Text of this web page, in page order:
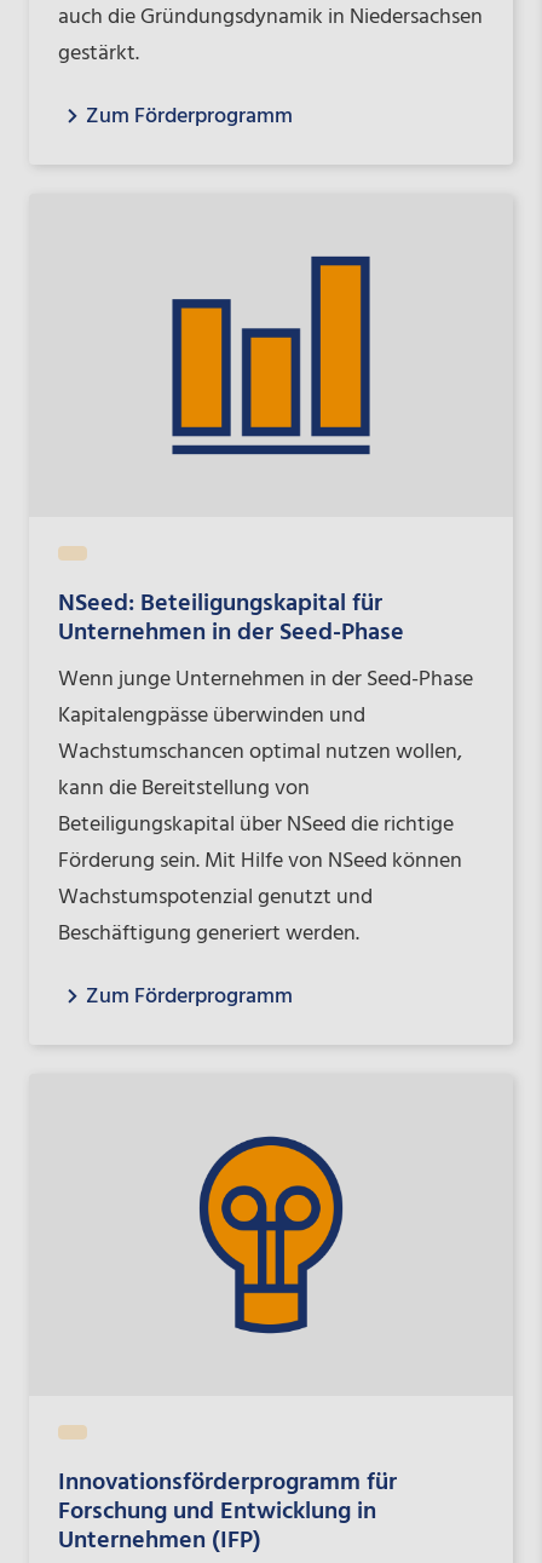
auch die Gründungsdynamik in Niedersachsen
gestärkt.
Zum Förderprogramm
NSeed: Beteiligungskapital für
Unternehmen in der Seed-Phase
Wenn junge Unternehmen in der Seed-Phase
Kapitalengpässe überwinden und
Wachstumschancen optimal nutzen wollen,
kann die Bereitstellung von
Beteiligungskapital über NSeed die richtige
Förderung sein. Mit Hilfe von NSeed können
Wachstumspotenzial genutzt und
Beschäftigung generiert werden.
Zum Förderprogramm
Innovationsförderprogramm für
Forschung und Entwicklung in
Unternehmen (IFP)